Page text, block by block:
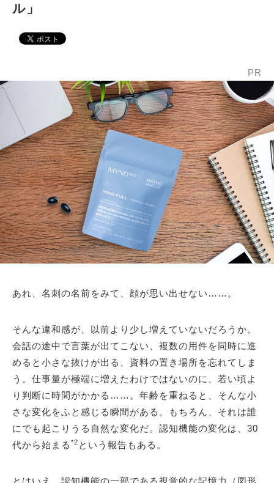
ル」
PR
あれ、名刺の名前をみて、顔が思い出せない……。
そんな違和感が、以前より少し増えていないだろうか。
会話の途中で言葉が出てこない、複数の用件を同時に進
めると小さな抜けが出る、資料の置き場所を忘れてしま
う。仕事量が極端に増えたわけではないのに、若い頃よ
り判断に時間がかかる……。年齢を重ねると、そんな小
さな変化をふと感じる瞬間がある。もちろん、それは誰
にでも起こりうる自然な変化だ。認知機能の変化は、30
代から始まる *2 という報告もある。
とはいえ、認知機能の一部である視覚的な記憶力（図形